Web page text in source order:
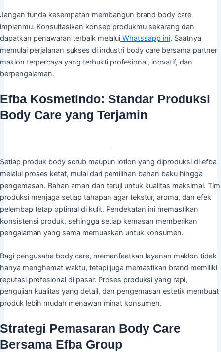
Jangan tunda kesempatan membangun brand body care
impianmu. Konsultasikan konsep produkmu sekarang dan
dapatkan penawaran terbaik melalui Whatssapp ini. Saatnya
memulai perjalanan sukses di industri body care bersama partner
maklon terpercaya yang terbukti profesional, inovatif, dan
berpengalaman.
Efba Kosmetindo: Standar Produksi
Body Care yang Terjamin
Setiap produk body scrub maupun lotion yang diproduksi di efba
melalui proses ketat, mulai dari pemilihan bahan baku hingga
pengemasan. Bahan aman dan teruji untuk kualitas maksimal. Tim
produksi menjaga setiap tahapan agar tekstur, aroma, dan efek
pelembap tetap optimal di kulit. Pendekatan ini memastikan
konsistensi produk, sehingga setiap kemasan memberikan
pengalaman yang sama memuaskan untuk konsumen.
Bagi pengusaha body care, memanfaatkan layanan maklon tidak
hanya menghemat waktu, tetapi juga memastikan brand memiliki
reputasi profesional di pasar. Proses produksi yang rapi,
pengujian kualitas yang detail, dan pengemasan estetik membuat
produk lebih mudah menawan minat konsumen.
Strategi Pemasaran Body Care
Bersama Efba Group